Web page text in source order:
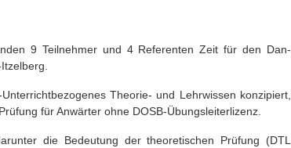
9 Teilnehmer und 4 Referenten Zeit für den Dan-
Theorie- und Lehrwissen konzipiert,
für Anwärter ohne DOSB-Übungsleiterlizenz.
die Bedeutung der theoretischen Prüfung (DTL